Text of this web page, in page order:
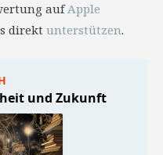
aufApple
direkt unterstützen.